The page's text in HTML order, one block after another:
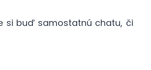
si buď samostatnú chatu, či